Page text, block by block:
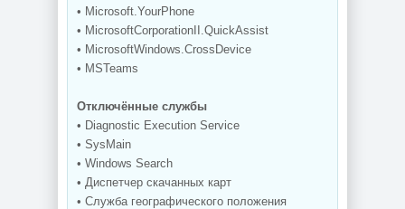
• Microsoft.YourPhone
• MicrosoftCorporationII.QuickAssist
• MicrosoftWindows.CrossDevice
• MSTeams
Отключённые службы
• Diagnostic Execution Service
• SysMain
• Windows Search
• Диспетчер скачанных карт
• Служба географического положения